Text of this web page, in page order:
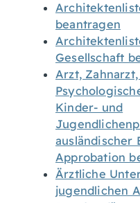
beantragen
Gesellschaft
Arzt,
Kinder- und
ausländischer
Approbation
Ärztliche
jugendlichen